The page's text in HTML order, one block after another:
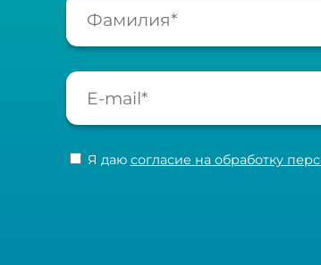
Я даю согласие на обработку